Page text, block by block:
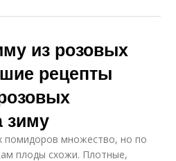
из розовых
рецепты
зиму
помидоров множество, но по
плоды схожи. Плотные,